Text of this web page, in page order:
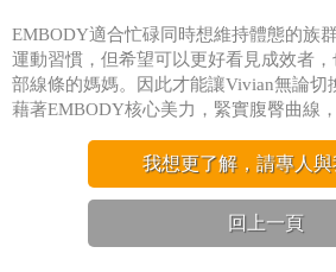
EMBODY適合忙碌同時想維持體態的族
運動習慣，但希望可以更好看見成效者
部線條的媽媽。因此才能讓Vivian無論切
藉著EMBODY核心美力，緊實腹臀曲線
我想更了解，請專人
回上一頁